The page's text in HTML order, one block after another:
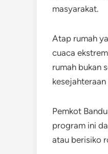
masyarakat.
Atap rumah
cuaca
rumah bukan
Pemkot
program ini
atau berisiko